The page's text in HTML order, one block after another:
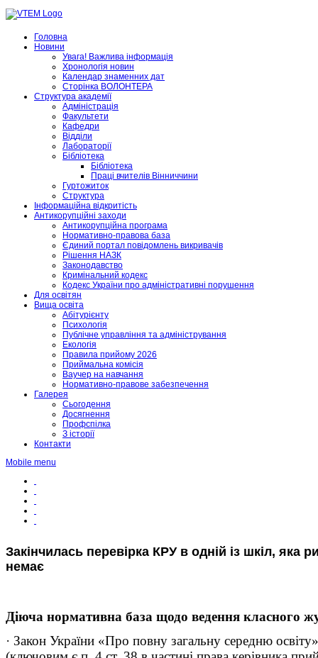
Головна
Новини
Увага! Важлива інформація
Хронологія новин
Календар знаменних дат
Сторінка ВОЛОНТЕРА
Структура академії
Адміністрація
Факультети
Кафедри
Відділи
Лабораторії
Бібліотека
Бібліотека
Праці вчителів Вінниччини
Гуртожиток
Структура
Інформаційна відкритість
Антикорупційні заходи
Антикорупційна програма
Нормативно-правова база
Єдиний портал повідомлень викривачів
Рішення НАЗК
Законодавство
Кримінальний кодекс
Кодекс України про адміністративні порушення
Для освітян
Вища освіта
Абітурієнту
Психологія
Публічне управління та адміністрування
Екологія
Правила прийому 2026
Приймальна комісія
Ваучер на навчання
Нормативно-правове забезпечення
Галерея
Сьогодення
Досягнення
Профспілка
З історії
Контакти
Mobile menu
Закінчилась перевірка КРУ в одній із шкіл,
немає
Діюча нормативна база щодо ведення класного
· Закон України «Про повну загальну середню освіту»